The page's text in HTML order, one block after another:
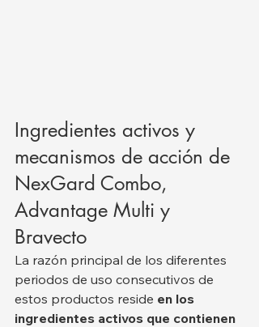
Ingredientes activos y
mecanismos de acción de
NexGard Combo,
Advantage Multi y
Bravecto
La razón principal de los diferentes
periodos de uso consecutivos de
estos productos reside en los
ingredientes activos que contienen